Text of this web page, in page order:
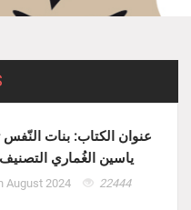
عنوان الكتاب: بنات النّفس
ياسين الغُماري
August 2024 22444